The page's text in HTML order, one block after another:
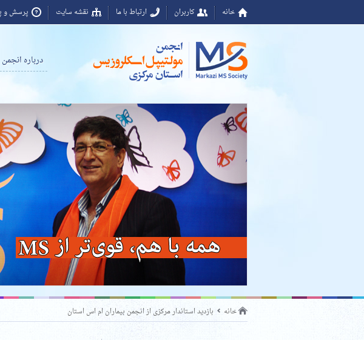
خانه کاربران ارتباط با ما نقشه سایت پرسش و
درباره انجمن
خانه بازدید استاندار مرکزی از انجمن بیماران ام اس استان